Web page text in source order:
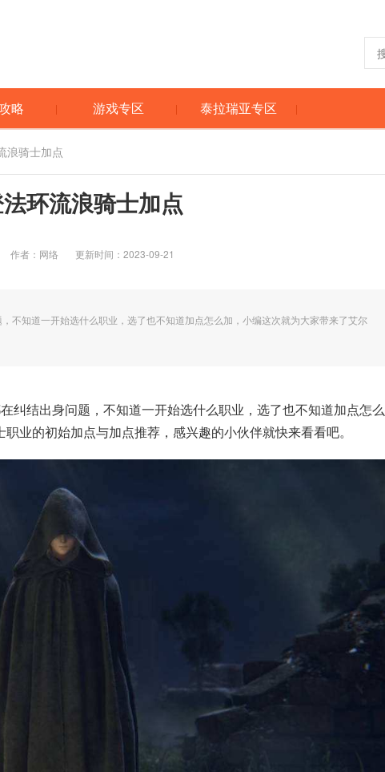
略 游戏专区 泰拉瑞亚专区
浪骑士加点
环流浪骑士加点
作者：网络 更新时间：2023-09-21
不知道一开始选什么职业，选了也不知道加点怎么加，小编这次就为大家带来了艾尔
纠结出身问题，不知道一开始选什么职业，选了也不知道加点怎么
业的初始加点与加点推荐，感兴趣的小伙伴就快来看看吧。